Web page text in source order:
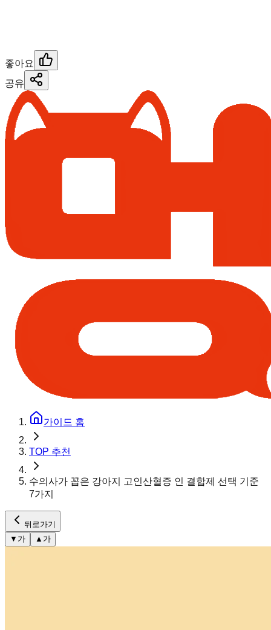
좋아요
공유
가이드 홈
TOP 추천
수의사가 꼽은 강아지 고인산혈증 인 결합제 선택 기준
7가지
뒤로가기
▼ 가 ▲ 가